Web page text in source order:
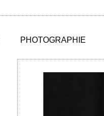
PHOTOGRAPHIE